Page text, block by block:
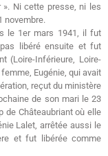
Ni cette presse, ni les
novembre.
le 1er mars 1941, il fut
libéré ensuite et fut
(Loire-Inférieure, Loire-
Eugénie, qui avait
reçut du ministère
de son mari le 23
de Châteaubriant où elle
Lalet, arrêtée aussi le
et fut libérée comme